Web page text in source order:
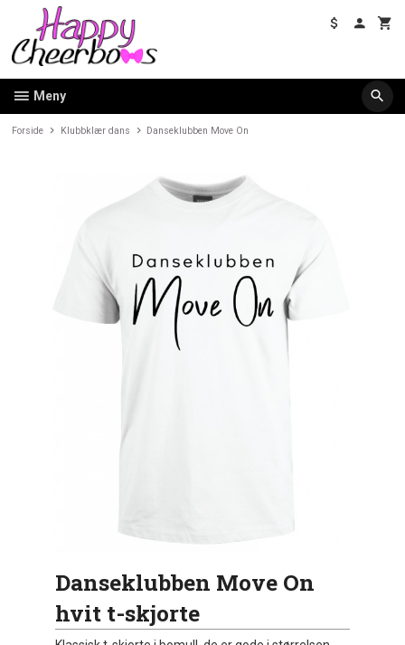
innholdet
Meny
Forside Klubbklær dans Danseklubben Move On
Danseklubben Move On
hvit t-skjorte